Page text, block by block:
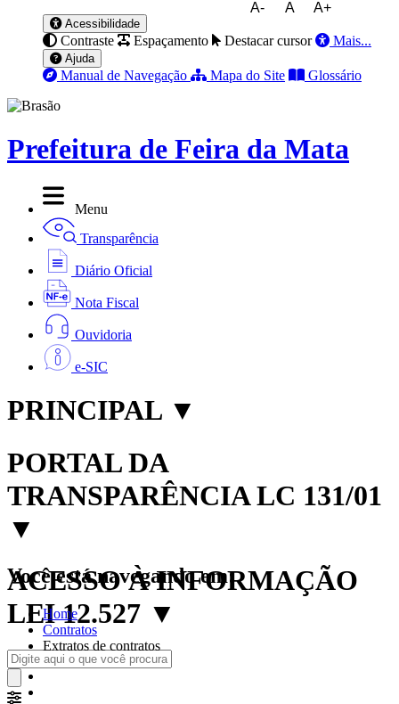
A- A A+
Acessibilidade
Contraste Espaçamento Destacar cursor Mais...
Ajuda
Manual de Navegação Mapa do Site Glossário
Prefeitura de Feira da Mata
Menu
Transparência
Diário Oficial
Nota Fiscal
Ouvidoria
e-SIC
PRINCIPAL ▼
PORTAL DA
TRANSPARÊNCIA LC 131/01
▼
ACESSO À INFORMAÇÃO
LEI 12.527 ▼
Você está navegando em:
Home
Contratos
Extratos de contratos